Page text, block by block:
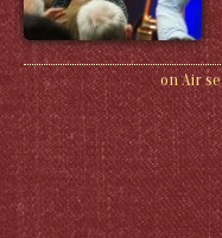
on Air